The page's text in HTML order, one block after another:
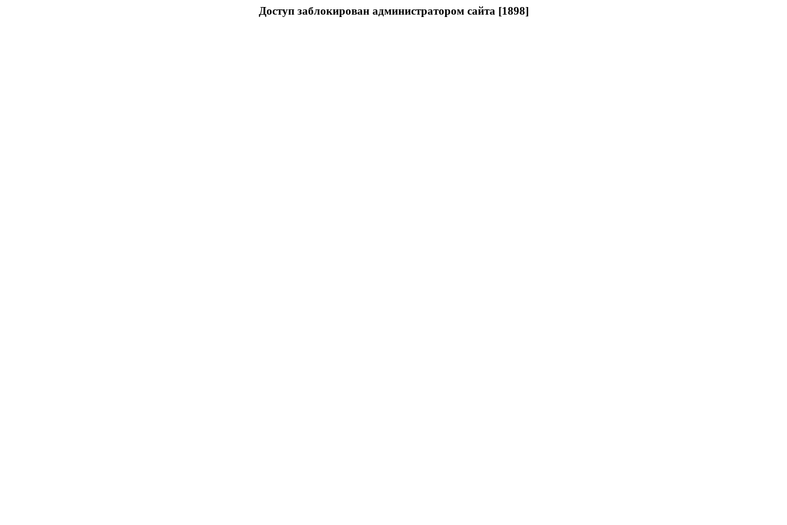
Доступ заблокирован администратором сайта [1898]